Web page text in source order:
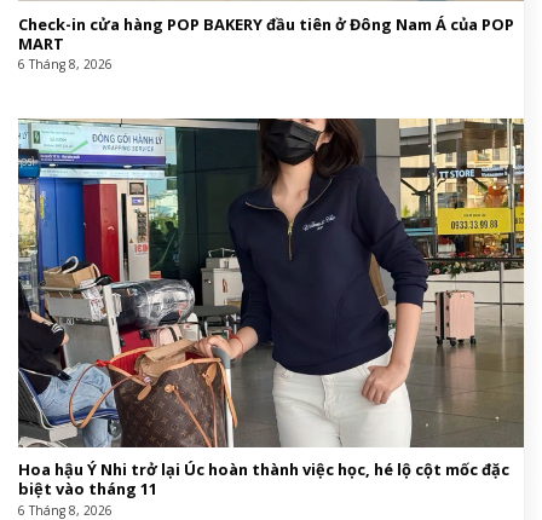
Check-in cửa hàng POP BAKERY đầu tiên ở Đông Nam Á của POP
MART
6 Tháng 8, 2026
Hoa hậu Ý Nhi trở lại Úc hoàn thành việc học, hé lộ cột mốc đặc
biệt vào tháng 11
6 Tháng 8, 2026